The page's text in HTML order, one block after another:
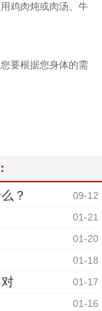
鸡肉炖或肉汤、牛
要根据您身体的需
？ 09-12
01-21
01-20
01-18
01-17
01-16